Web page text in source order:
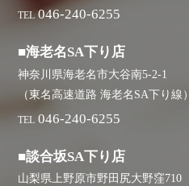
TEL 046-240-6255
■海老名SA下り店
神奈川県海老名市大谷南5-2-1
（東名高速道路 海老名SA下り線）
TEL 046-240-6255
■談合坂SA下り店
山梨県上野原市野田尻大野窪710